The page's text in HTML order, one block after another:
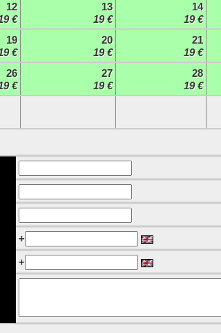
12
€
13
19 €
14
19 €
19
€
20
19 €
21
19 €
26
€
27
19 €
28
19 €
+
+